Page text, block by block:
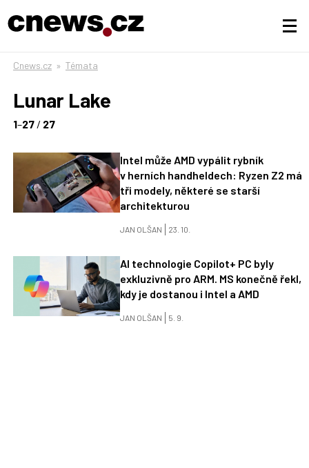
Cnews.cz » Témata
Lunar Lake
1–27/ 27
Intel může AMD vypálit rybník
v herních handheldech: Ryzen Z2 má
tři modely, některé se starší
architekturou
JAN OLŠAN 23. 10.
AI technologie Copilot+ PC byly
exkluzivně pro ARM. MS konečně řekl,
kdy je dostanou i Intel a AMD
JAN OLŠAN 5. 9.